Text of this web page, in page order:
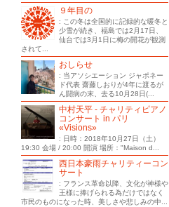
９年目の
: この冬は全国的に記録的な暖冬と
少雪が続き、福島では2月17日、
仙台では3月1日に梅の開花が観測
されて...
おしらせ
: 当アソシエーション ジャポネー
ド代表 齋藤しおりが4年に渡るが
ん闘病の末、去る10月28日(...
中村天平 - チャリティピアノ
コンサート in パリ
«Visions»
: 日時：2018年10月27日（土）
19:30 会場 / 20:00 開演 場所："Maison d...
西日本豪雨チャリティーコン
サート
: フランス革命以降、文化が神様や
王様に捧げられる為だけではなく
市民のものになった時、美しさや悲しみの中...